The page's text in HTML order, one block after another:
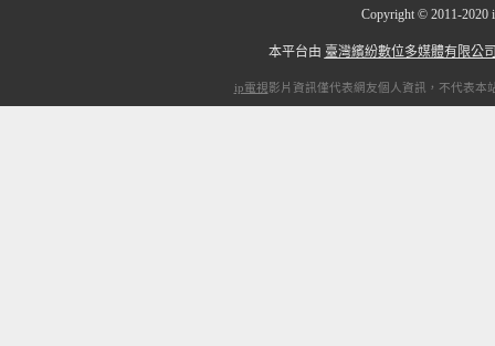
Copyright © 2011-
本平台由 臺灣繽紛數位多媒體有限公
ip電視影片資訊僅代表網友個人資訊，不代表本